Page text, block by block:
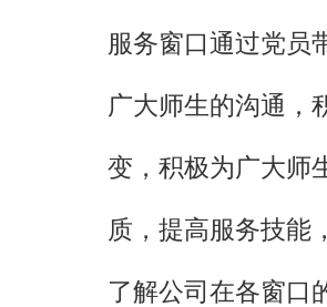
服务窗口通过党员
广大师生的沟通，
变，积极为广大师
质，提高服务技能
了解公司在各窗口